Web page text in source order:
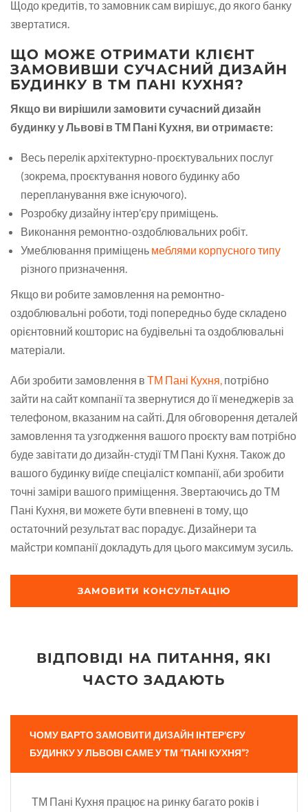
Щодо кредитів, то замовник сам вирішує, до якого банку
звертатися.
ЩО МОЖЕ ОТРИМАТИ КЛІЄНТ
ЗАМОВИВШИ СУЧАСНИЙ ДИЗАЙН
БУДИНКУ В ТМ ПАНІ КУХНЯ?
Якщо ви вирішили замовити сучасний дизайн
будинку у Львові в ТМ Пані Кухня, ви отримаєте:
Весь перелік архітектурно-проєктувальних послуг
(зокрема, проєктування нового будинку або
перепланування вже існуючого).
Розробку дизайну інтер’єру приміщень.
Виконання ремонтно-оздоблювальних робіт.
Умеблювання приміщень меблями корпусного типу
різного призначення.
Якщо ви робите замовлення на ремонтно-
оздоблювальні роботи, тоді попередньо буде складено
орієнтовний кошторис на будівельні та оздоблювальні
матеріали.
Аби зробити замовлення в ТМ Пані Кухня, потрібно
зайти на сайт компанії та звернутися до її менеджерів за
телефоном, вказаним на сайті. Для обговорення деталей
замовлення та узгодження вашого проєкту вам потрібно
буде завітати до дизайн-студії ТМ Пані Кухня. Також до
вашого будинку виїде спеціаліст компанії, аби зробити
точні заміри вашого приміщення. Звертаючись до ТМ
Пані Кухня, ви можете бути впевнені в тому, що
остаточний результат вас порадує. Дизайнери та
майстри компанії докладуть для цього максимум зусиль.
ЗАМОВИТИ КОНСУЛЬТАЦІЮ
ВІДПОВІДІ НА ПИТАННЯ, ЯКІ
ЧАСТО ЗАДАЮТЬ
ЧОМУ ВАРТО ЗАМОВИТИ ДИЗАЙН ІНТЕР'ЄРУ
БУДИНКУ У ЛЬВОВІ САМЕ У ТМ “ПАНІ КУХНЯ”?
ТМ Пані Кухня працює на ринку багато років і